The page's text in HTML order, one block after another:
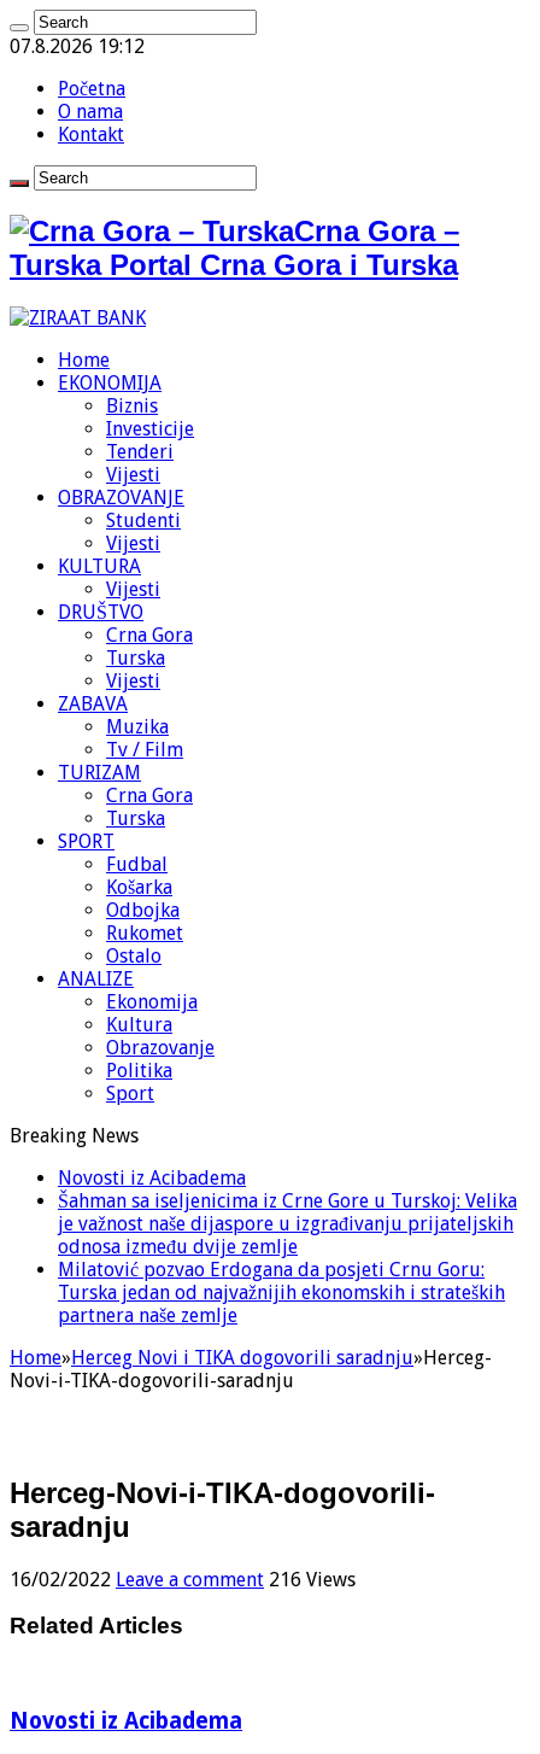
07.8.2026 19:12
Početna
O nama
Kontakt
Crna Gora –
Turska Portal Crna Gora i Turska
Home
EKONOMIJA
Biznis
Investicije
Tenderi
Vijesti
OBRAZOVANJE
Studenti
Vijesti
KULTURA
Vijesti
DRUŠTVO
Crna Gora
Turska
Vijesti
ZABAVA
Muzika
Tv / Film
TURIZAM
Crna Gora
Turska
SPORT
Fudbal
Košarka
Odbojka
Rukomet
Ostalo
ANALIZE
Ekonomija
Kultura
Obrazovanje
Politika
Sport
Breaking News
Novosti iz Acibadema
Šahman sa iseljenicima iz Crne Gore u Turskoj: Velika
je važnost naše dijaspore u izgrađivanju prijateljskih
odnosa između dvije zemlje
Milatović pozvao Erdogana da posjeti Crnu Goru:
Turska jedan od najvažnijih ekonomskih i strateških
partnera naše zemlje
Home»Herceg Novi i TIKA dogovorili saradnju»Herceg-
Novi-i-TIKA-dogovorili-saradnju
Herceg-Novi-i-TIKA-dogovorili-
saradnju
16/02/2022 Leave a comment 216 Views
Related Articles
Novosti iz Acibadema